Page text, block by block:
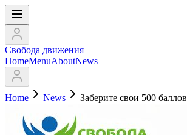
Свобода движения
HomeMenuAboutNews
Home News Заберите свои 500 баллов